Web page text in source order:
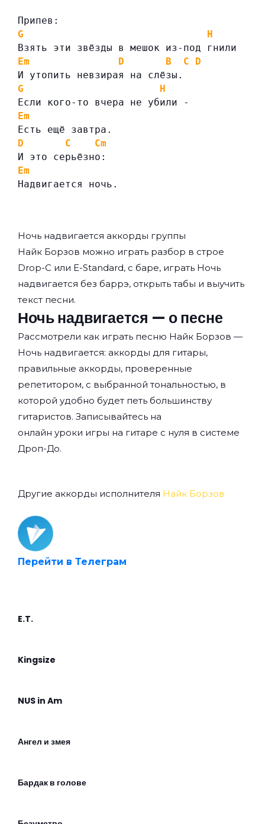
Припев:
G
H
Взять эти звёзды в мешок из-под гнили
Em
D B C
D
И утопить невзирая на слёзы.
G
H
Если кого-то вчера не убили -
Em
Есть ещё завтра.
D
C
Cm
И это серьёзно:
Em
Надвигается ночь.
Ночь надвигается аккорды группы
Найк Борзов можно играть разбор в строе
Drop-C или E-Standard, с баре, играть Ночь
надвигается без баррэ, открыть табы и выучить
текст песни.
Ночь надвигается — о песне
Рассмотрели как играть песню Найк Борзов —
Ночь надвигается: аккорды для гитары,
правильные аккорды, проверенные
репетитором, с выбранной тональностью, в
которой удобно будет петь большинству
гитаристов. Записывайтесь на
онлайн уроки игры на гитаре с нуля в системе
Дроп-До.
Другие аккорды исполнителя Найк Борзов
Перейти в Телеграм
E.T.
Kingsize
NUS in Am
Ангел и змея
Бардак в голове